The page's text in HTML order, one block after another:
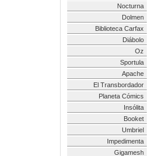
Nocturna
Dolmen
Biblioteca Carfax
Diábolo
Oz
Sportula
Apache
El Transbordador
Planeta Cómics
Insólita
Booket
Umbriel
Impedimenta
Gigamesh